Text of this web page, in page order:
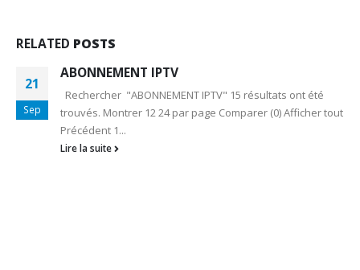
RELATED POSTS
21
Sep
ABONNEMENT IPTV
Rechercher "ABONNEMENT IPTV" 15 résultats ont été
trouvés. Montrer 12 24 par page Comparer (0) Afficher tout
Précédent 1...
Lire la suite